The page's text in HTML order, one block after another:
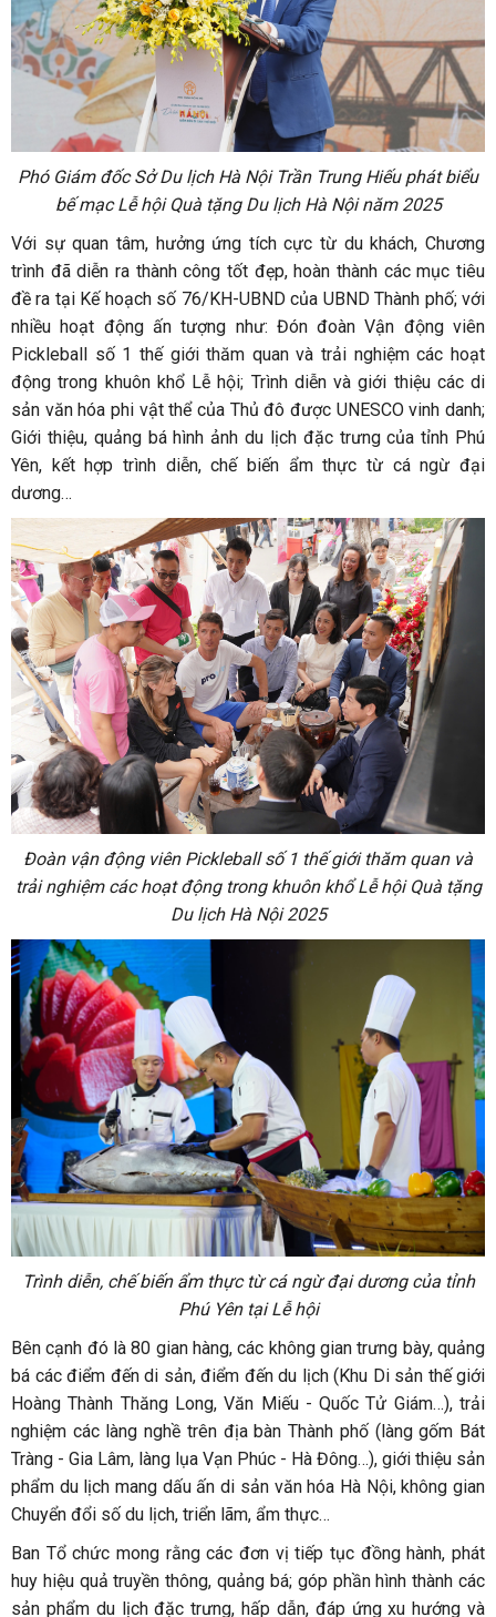
Phó Giám đốc Sở Du lịch Hà Nội Trần Trung Hiếu phát biểu
bế mạc Lễ hội Quà tặng Du lịch Hà Nội năm 2025
Với sự quan tâm, hưởng ứng tích cực từ du khách, Chương
trình đã diễn ra thành công tốt đẹp, hoàn thành các mục tiêu
đề ra tại Kế hoạch số 76/KH-UBND của UBND Thành phố; với
nhiều hoạt động ấn tượng như: Đón đoàn Vận động viên
Pickleball số 1 thế giới thăm quan và trải nghiệm các hoạt
động trong khuôn khổ Lễ hội; Trình diễn và giới thiệu các di
sản văn hóa phi vật thể của Thủ đô được UNESCO vinh danh;
Giới thiệu, quảng bá hình ảnh du lịch đặc trưng của tỉnh Phú
Yên, kết hợp trình diễn, chế biến ẩm thực từ cá ngừ đại
dương…
Đoàn vận động viên Pickleball số 1 thế giới thăm quan và
trải nghiệm các hoạt động trong khuôn khổ Lễ hội Quà tặng
Du lịch Hà Nội 2025
Trình diễn, chế biến ẩm thực từ cá ngừ đại dương của tỉnh
Phú Yên tại Lễ hội
Bên cạnh đó là 80 gian hàng, các không gian trưng bày, quảng
bá các điểm đến di sản, điểm đến du lịch (Khu Di sản thế giới
Hoàng Thành Thăng Long, Văn Miếu - Quốc Tử Giám…), trải
nghiệm các làng nghề trên địa bàn Thành phố (làng gốm Bát
Tràng - Gia Lâm, làng lụa Vạn Phúc - Hà Đông…), giới thiệu sản
phẩm du lịch mang dấu ấn di sản văn hóa Hà Nội, không gian
Chuyển đổi số du lịch, triển lãm, ẩm thực…
Ban Tổ chức mong rằng các đơn vị tiếp tục đồng hành, phát
huy hiệu quả truyền thông, quảng bá; góp phần hình thành các
sản phẩm du lịch đặc trưng, hấp dẫn, đáp ứng xu hướng và